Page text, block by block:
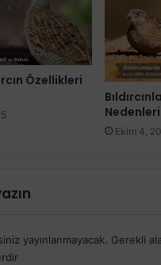
Özellikleri
Nedenleri
Ekim 4,
yayınlanmayacak. Gerekli